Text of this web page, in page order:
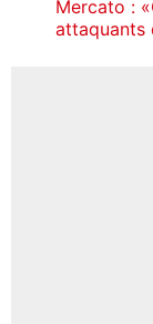
Mercato :
attaquants